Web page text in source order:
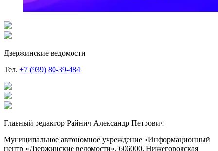
Дзержинские ведомости
Тел. +7 (939) 80-39-484
Главный редактор Райнич Александр Петрович
Муниципальное автономное учреждение «Информационный
центр «Дзержинские ведомости», 606000, Нижегородская